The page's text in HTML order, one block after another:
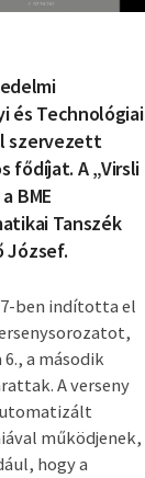
és Technológiai
szervezett
fődíjat. A „Virsli
BME
Tanszék
József.
ben indította el
6., a második
A verseny
működjenek,
hogy a